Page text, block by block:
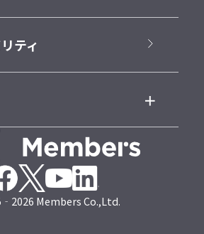
ティ
Members Co.,Ltd.